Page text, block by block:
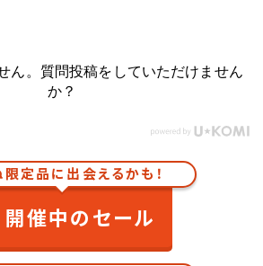
ん。質問投稿をしていただけません
か？
定品に出会えるかも！
開催中のセール